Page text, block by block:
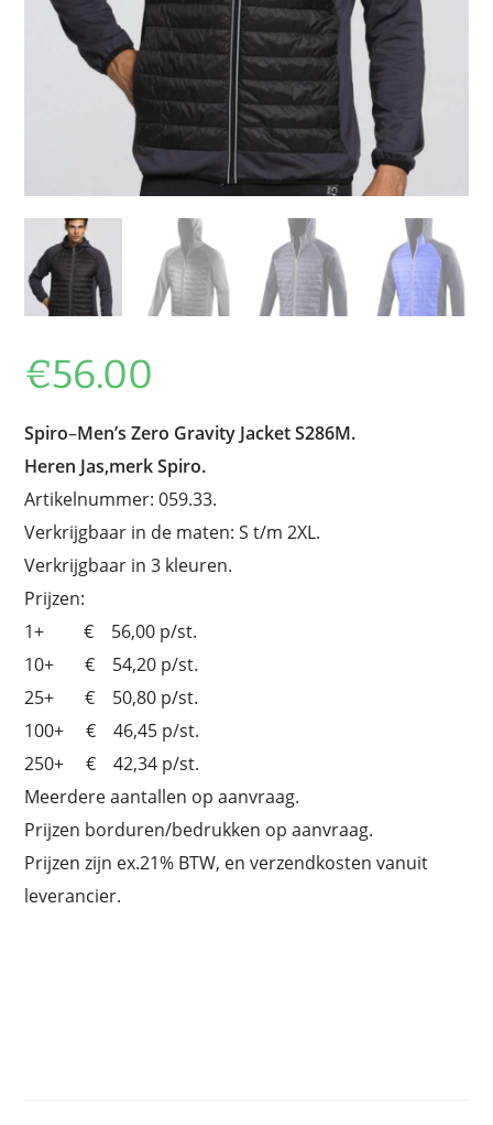
€56.00
Spiro–Men’s Zero Gravity Jacket S286M.
Heren Jas,merk Spiro.
Artikelnummer: 059.33.
Verkrijgbaar in de maten: S t/m 2XL.
Verkrijgbaar in 3 kleuren.
Prijzen:
1+ € 56,00 p/st.
10+ € 54,20 p/st.
25+ € 50,80 p/st.
100+ € 46,45 p/st.
250+ € 42,34 p/st.
Meerdere aantallen op aanvraag.
Prijzen borduren/bedrukken op aanvraag.
Prijzen zijn ex.21% BTW, en verzendkosten vanuit
leverancier.